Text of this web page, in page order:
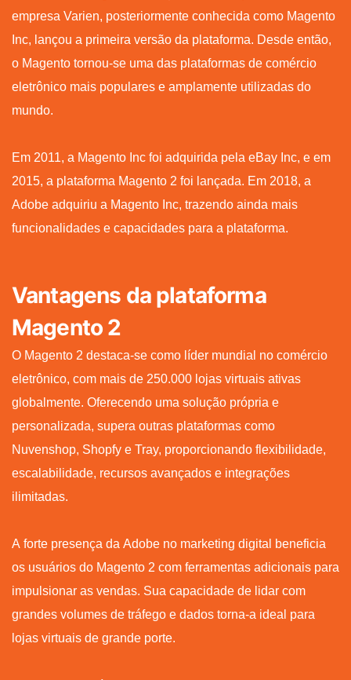
empresa Varien, posteriormente conhecida como Magento
Inc, lançou a primeira versão da plataforma. Desde então,
o Magento tornou-se uma das plataformas de comércio
eletrônico mais populares e amplamente utilizadas do
mundo.
Em 2011, a Magento Inc foi adquirida pela eBay Inc, e em
2015, a plataforma Magento 2 foi lançada. Em 2018, a
Adobe adquiriu a Magento Inc, trazendo ainda mais
funcionalidades e capacidades para a plataforma.
Vantagens da plataforma
Magento 2
O Magento 2 destaca-se como líder mundial no comércio
eletrônico, com mais de 250.000 lojas virtuais ativas
globalmente. Oferecendo uma solução própria e
personalizada, supera outras plataformas como
Nuvenshop, Shopfy e Tray, proporcionando flexibilidade,
escalabilidade, recursos avançados e integrações
ilimitadas.
A forte presença da Adobe no marketing digital beneficia
os usuários do Magento 2 com ferramentas adicionais para
impulsionar as vendas. Sua capacidade de lidar com
grandes volumes de tráfego e dados torna-a ideal para
lojas virtuais de grande porte.